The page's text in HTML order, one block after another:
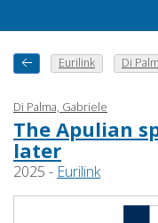
Eurilink Di
Di Palma, Gabriele
The Apulian
later
2025 - Eurilink